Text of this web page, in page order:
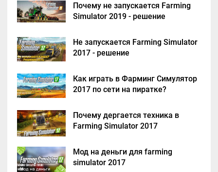
Почему не запускается Farming
Simulator 2019 - решение
Не запускается Farming Simulator
2017 - решение
Как играть в Фарминг Симулятор
2017 по сети на пиратке?
Почему дергается техника в
Farming Simulator 2017
Мод на деньги для farming
simulator 2017